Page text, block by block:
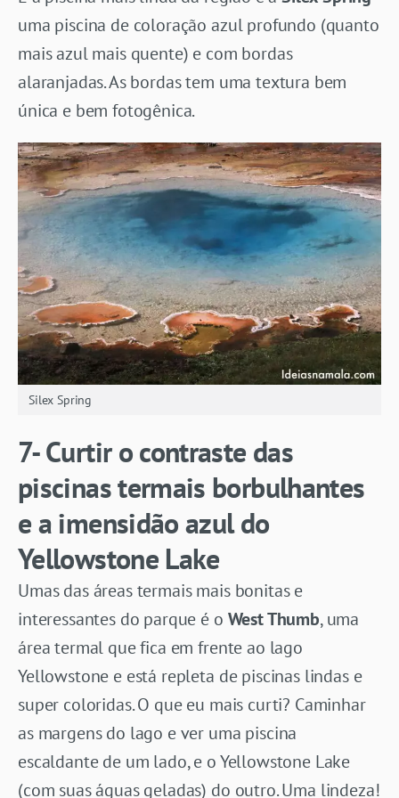
uma piscina de coloração azul profundo (quanto
mais azul mais quente) e com bordas
alaranjadas. As bordas tem uma textura bem
única e bem fotogênica.
Silex Spring
7- Curtir o contraste das
piscinas termais borbulhantes
e a imensidão azul do
Yellowstone Lake
Umas das áreas termais mais bonitas e
interessantes do parque é o West Thumb, uma
área termal que fica em frente ao lago
Yellowstone e está repleta de piscinas lindas e
super coloridas. O que eu mais curti? Caminhar
as margens do lago e ver uma piscina
escaldante de um lado, e o Yellowstone Lake
(com suas águas geladas) do outro. Uma lindeza!